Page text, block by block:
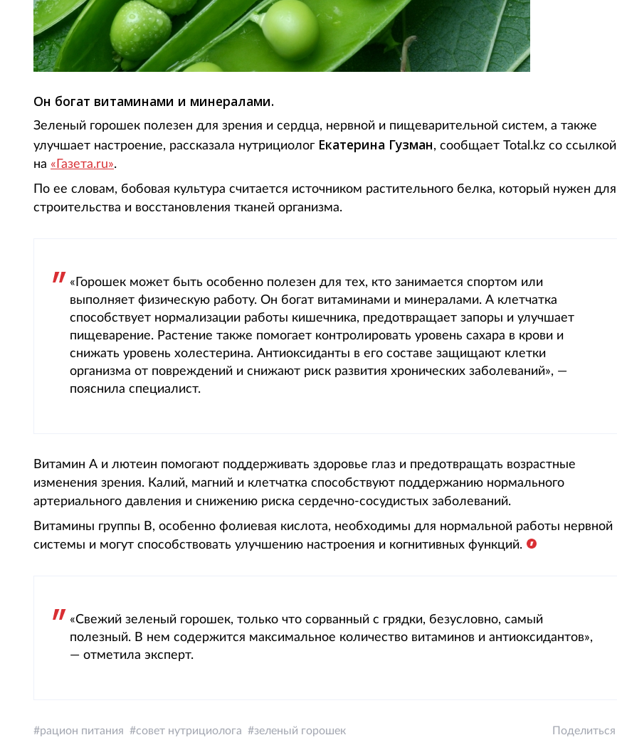
Он богат витаминами и минералами.
Зеленый горошек полезен для зрения и сердца, нервной и пищеварительной систем, а также
улучшает настроение, рассказала нутрициолог Екатерина Гузман, сообщает Total.kz со ссылкой
на «Газета.ru».
По ее словам, бобовая культура считается источником растительного белка, который нужен для
строительства и восстановления тканей организма.
«Горошек может быть особенно полезен для тех, кто занимается спортом или
выполняет физическую работу. Он богат витаминами и минералами. А клетчатка
способствует нормализации работы кишечника, предотвращает запоры и улучшает
пищеварение. Растение также помогает контролировать уровень сахара в крови и
снижать уровень холестерина. Антиоксиданты в его составе защищают клетки
организма от повреждений и снижают риск развития хронических заболеваний», —
пояснила специалист.
Витамин А и лютеин помогают поддерживать здоровье глаз и предотвращать возрастные
изменения зрения. Калий, магний и клетчатка способствуют поддержанию нормального
артериального давления и снижению риска сердечно-сосудистых заболеваний.
Витамины группы B, особенно фолиевая кислота, необходимы для нормальной работы нервной
системы и могут способствовать улучшению настроения и когнитивных функций.
«Свежий зеленый горошек, только что сорванный с грядки, безусловно, самый
полезный. В нем содержится максимальное количество витаминов и антиоксидантов»,
— отметила эксперт.
рацион питания совет нутрициолога зеленый горошек Поделиться